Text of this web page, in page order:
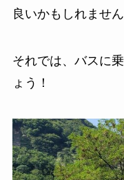
良いかもしれません
それでは、バスに
ょう！